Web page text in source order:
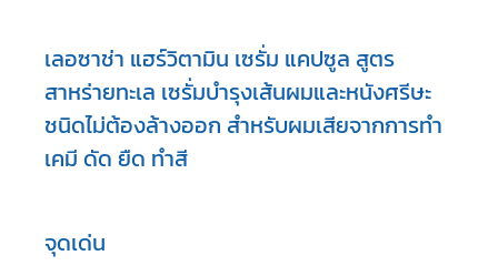
เลอซาช่า แฮร์วิตามิน เซรั่ม แคปซูล สูตร
สาหร่ายทะเล เซรั่มบำรุงเส้นผมและหนังศรีษะ
ชนิดไม่ต้องล้างออก สำหรับผมเสียจากการทำ
เคมี ดัด ยืด ทำสี
จุดเด่น